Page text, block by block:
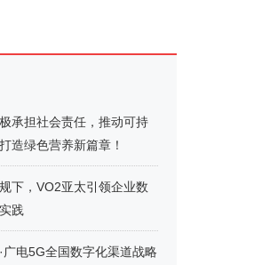
承担社会责任，推动可持
造绿色营养新篇章！
下，VO2亚太引领企业数
践
广电5G全国数字化渠道战略